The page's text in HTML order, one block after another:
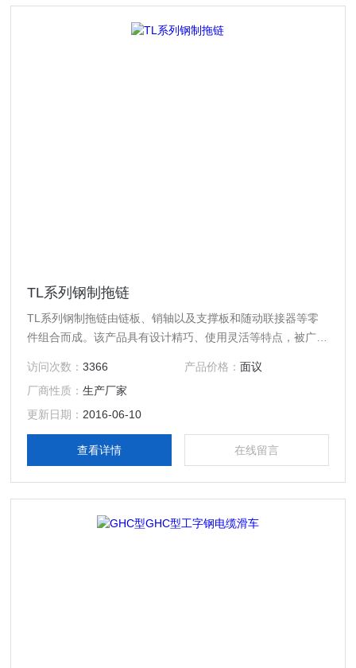
TL系列钢制拖链
TL系列钢制拖链由链板、销轴以及支撑板和随动联接器等零
件组合而成。该产品具有设计精巧、使用灵活等特点，被广泛
管和电缆的同时移动之用。
访问次数：3366 产品价格： 面议
厂商性质：生产厂家
更新日期： 2016-06-10
查看详情 在线留言